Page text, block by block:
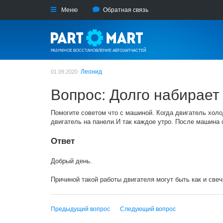
Меню Обратная связь
РАЗУМНОЕ ВОССТАНОВЛЕНИЕ АВТОЗАПЧАСТЕЙ
01.09.2020 Леонид
Вопрос: Долго
Помогите советом что с машиной. Когда двигатель
двигатель на панели.И так каждое утро. После машина
Ответ
Добрый день.
Причиной такой работы двигателя могут быть как и
Предыдущий вопрос Следующий вопрос